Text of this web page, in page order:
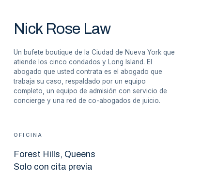
Nick Rose Law
Un bufete boutique de la Ciudad de Nueva York que
atiende los cinco condados y Long Island. El
abogado que usted contrata es el abogado que
trabaja su caso, respaldado por un equipo
completo, un equipo de admisión con servicio de
concierge y una red de co-abogados de juicio.
OFICINA
Forest Hills, Queens
Solo con cita previa